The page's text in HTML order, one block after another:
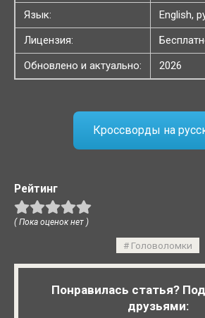
Язык:
English,
Лицензия:
Обновлено и актуально:
2026
Кроссворды на
Рейтинг
( Пока оценок нет )
Головоломки
Понравилась статья?
друзьями: